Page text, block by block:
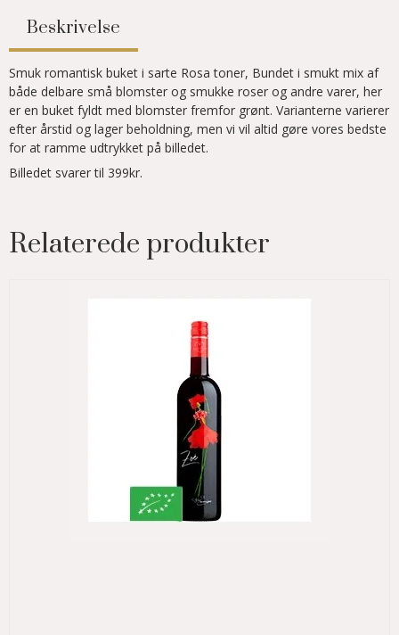
Beskrivelse
Smuk romantisk buket i sarte Rosa toner, Bundet i smukt mix af
både delbare små blomster og smukke roser og andre varer, her
er en buket fyldt med blomster fremfor grønt. Varianterne varierer
efter årstid og lager beholdning, men vi vil altid gøre vores bedste
for at ramme udtrykket på billedet.
Billedet svarer til 399kr.
Relaterede produkter